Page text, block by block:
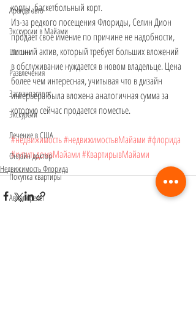
Аренда авто
Экскурсии в Майами
Шопинг
Развлечения
Загранпаспорт
Экскурсии
Лечение в США
Онлайн доктор
Покупка квартиры
Авиаперелет
корты, баскетбольный корт.
Из-за редкого посещения Флориды, Селин Дион
продает свое имение по причине не надобности,
лишний актив, который требует больших вложений
в обслуживание нуждается в новом владельце. Цена
более чем интересная, учитывая что в дизайн
интерьера была вложена аналогичная сумма за
которую сейчас продается поместье.
#недвижимость#недвижимостьвМайами#флорида
#купитьдомвМайами#КвартирывМайами
Недвижимость Флорида